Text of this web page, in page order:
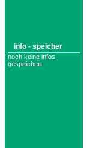
info - speicher
noch keine infos
gespeichert